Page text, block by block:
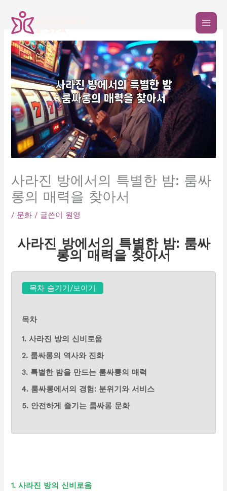
사라진 방에서의 특별한 밤: 룸싸
롱의 매력을 찾아서
/ 문화 / 글쓴이 원영
사라진 방에서의 특별한 밤: 룸싸
롱의 매력을 찾아서
목차 숨기기/보이기
목차
1. 사라진 방의 신비로움
2. 룸싸롱의 역사와 진화
3. 특별한 밤을 만드는 룸싸롱의 매력
4. 룸싸롱에서의 경험: 분위기와 서비스
5. 안전하게 즐기는 룸싸롱 문화
1. 사라진 방의 신비로움